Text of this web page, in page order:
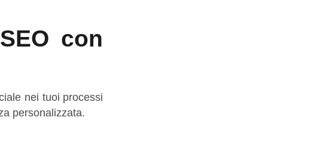
con
nei tuoi processi
personalizzata.